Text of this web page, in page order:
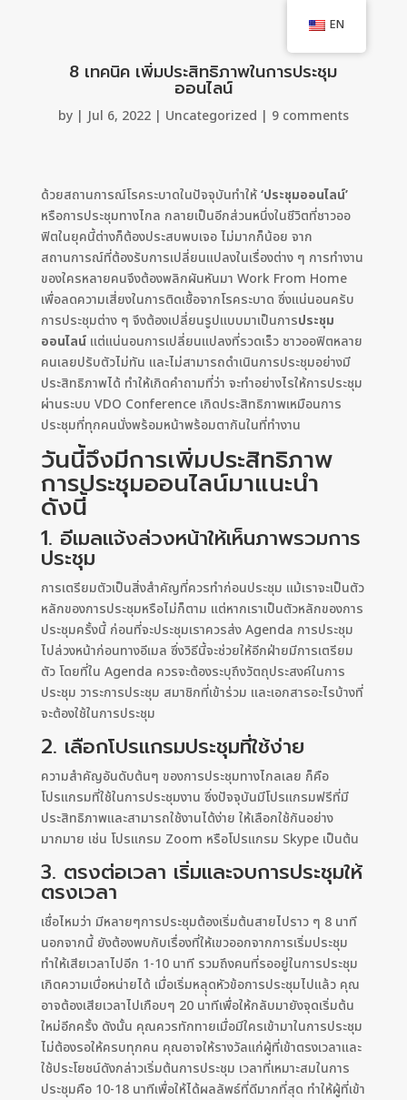
8 เทคนิค เพิ่มประสิทธิภาพในการประชุม
ออนไลน์
by | Jul 6, 2022| Uncategorized | 9 comments
ด้วยสถานการณ์โรคระบาดในปัจจุบันทำให้‘ประชุมออนไลน์’
หรือการประชุมทางไกล กลายเป็นอีกส่วนหนึ่งในชีวิตที่ชาวออ
ฟิตในยุคนี้ต่างก็ต้องประสบพบเจอ ไม่มากก็น้อย จาก
สถานการณ์ที่ต้องรับการเปลี่ยนแปลงในเรื่องต่าง ๆ การทำงาน
ของใครหลายคนจึงต้องพลิกผันหันมา Work From Home
เพื่อลดความเสี่ยงในการติดเชื้อจากโรคระบาด ซึ่งแน่นอนครับ
การประชุมต่าง ๆ จึงต้องเปลี่ยนรูปแบบมาเป็นการประชุม
ออนไลน์แต่แน่นอนการเปลี่ยนแปลงที่รวดเร็ว ชาวออฟิตหลาย
คนเลยปรับตัวไม่ทัน และไม่สามารถดำเนินการประชุมอย่างมี
ประสิทธิภาพได้ ทำให้เกิดคำถามที่ว่า จะทำอย่างไรให้การประชุม
ผ่านระบบ VDO Conference เกิดประสิทธิภาพเหมือนการ
ประชุมที่ทุกคนนั่งพร้อมหน้าพร้อมตากันในที่ทำงาน
วันนี้จึงมีการเพิ่มประสิทธิภาพ
การประชุมออนไลน์มาแนะนำ
ดังนี้
1. อีเมลแจ้งล่วงหน้าให้เห็นภาพรวมการ
ประชุม
การเตรียมตัวเป็นสิ่งสำคัญที่ควรทำก่อนประชุม แม้เราจะเป็นตัว
หลักของการประชุมหรือไม่ก็ตาม แต่หากเราเป็นตัวหลักของการ
ประชุมครั้งนี้ ก่อนที่จะประชุมเราควรส่ง Agenda การประชุม
ไปล่วงหน้าก่อนทางอีเมล ซึ่งวิธีนี้จะช่วยให้อีกฝ่ายมีการเตรียม
ตัว โดยที่ใน Agenda ควรจะต้องระบุถึงวัตถุประสงค์ในการ
ประชุม วาระการประชุม สมาชิกที่เข้าร่วม และเอกสารอะไรบ้างที่
จะต้องใช้ในการประชุม
2. เลือกโปรแกรมประชุมที่ใช้ง่าย
ความสำคัญอันดับต้นๆ ของการประชุมทางไกลเลย ก็คือ
โปรแกรมที่ใช้ในการประชุมงาน ซึ่งปัจจุบันมีโปรแกรมฟรีที่มี
ประสิทธิภาพและสามารถใช้งานได้ง่าย ให้เลือกใช้กันอย่าง
มากมาย เช่น โปรเเกรม Zoom หรือโปรแกรม Skype เป็นต้น
3. ตรงต่อเวลา เริ่มและจบการประชุมให้
ตรงเวลา
เชื่อไหมว่า มีหลายๆการประชุมต้องเริ่มต้นสายไปราว ๆ 8 นาที
นอกจากนี้ ยังต้องพบกับเรื่องที่ให้เขวออกจากการเริ่มประชุม
ทำให้เสียเวลาไปอีก 1-10 นาที รวมถึงคนที่รออยู่ในการประชุม
เกิดความเบื่อหน่ายได้ เมื่อเริ่มหลุุดหัวข้อการประชุมไปแล้ว คุณ
อาจต้องเสียเวลาไปเกือบๆ 20 นาทีเพื่อให้กลับมายังจุดเริ่มต้น
ใหม่อีกครั้ง ดังนั้น คุณควรทักทายเมื่อมีใครเข้ามาในการประชุม
ไม่ต้องรอให้ครบทุกคน คุณอาจให้รางวัลแก่ผู้ที่เข้าตรงเวลาและ
ใช้ประโยชน์ดังกล่าวเริ่มต้นการประชุม เวลาที่เหมาะสมในการ
ประชุมคือ 10-18 นาทีเพื่อให้ได้ผลลัพธ์ที่ดีมากที่สุด ทำให้ผู้ที่เข้า
EN